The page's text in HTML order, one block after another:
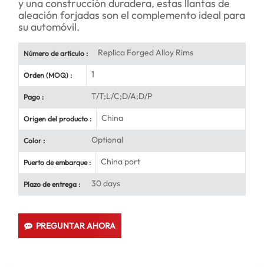
y una construcción duradera, estas llantas de
aleación forjadas son el complemento ideal para
su automóvil.
Número de artículo : Replica Forged Alloy Rims
Orden (MOQ) : 1
Pago : T/T;L/C;D/A;D/P
Origen del producto : China
Color : Optional
Puerto de embarque : China port
Plazo de entrega : 30 days
PREGUNTAR AHORA